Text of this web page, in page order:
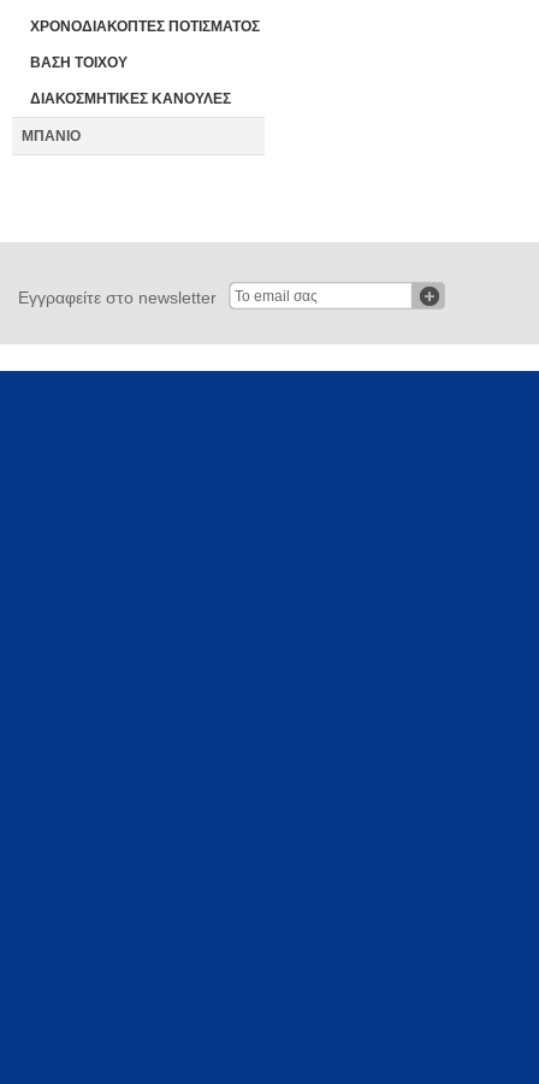
ΧΡΟΝΟΔΙΑΚΟΠΤΕΣ ΠΟΤΙΣΜΑΤΟΣ
ΒΑΣΗ ΤΟΙΧΟΥ
ΔΙΑΚΟΣΜΗΤΙΚΕΣ ΚΑΝΟΥΛΕΣ
ΜΠΑΝΙΟ
Εγγραφείτε στο newsletter